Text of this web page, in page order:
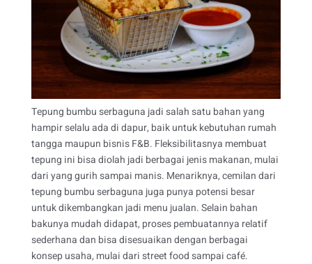
Tepung bumbu serbaguna jadi salah satu bahan yang
hampir selalu ada di dapur, baik untuk kebutuhan rumah
tangga maupun bisnis F&B. Fleksibilitasnya membuat
tepung ini bisa diolah jadi berbagai jenis makanan, mulai
dari yang gurih sampai manis. Menariknya, cemilan dari
tepung bumbu serbaguna juga punya potensi besar
untuk dikembangkan jadi menu jualan. Selain bahan
bakunya mudah didapat, proses pembuatannya relatif
sederhana dan bisa disesuaikan dengan berbagai
konsep usaha, mulai dari street food sampai café.